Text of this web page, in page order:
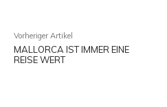
Vorheriger Artikel
MALLORCA IST IMMER EINE
REISE WERT